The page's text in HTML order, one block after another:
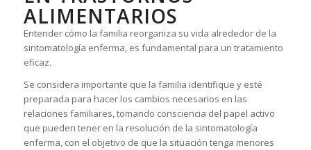
ALIMENTARIOS
Entender cómo la familia reorganiza su vida alrededor de la
sintomatología enferma, es fundamental para un tratamiento
eficaz.
Se considera importante que la familia identifique y esté
preparada para hacer los cambios necesarios en las
relaciones familiares, tomando consciencia del papel activo
que pueden tener en la resolución de la sintomatología
enferma, con el objetivo de que la situación tenga menores